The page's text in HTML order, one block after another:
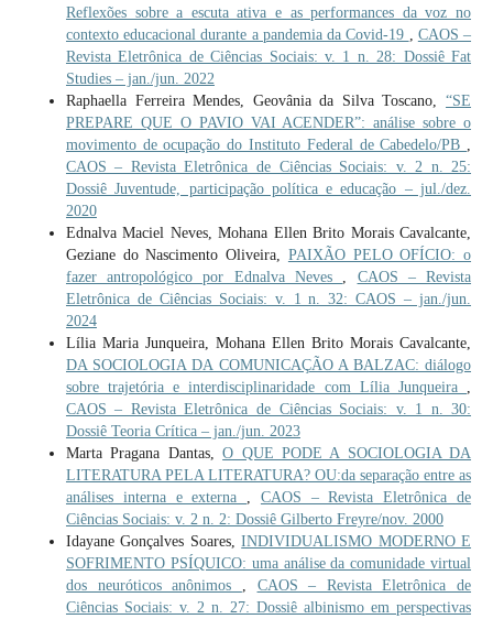
Reflexões sobre a escuta ativa e as performances da voz no
contexto educacional durante a pandemia da Covid-19
CAOS –
Revista Eletrônica de Ciências Sociais: v. 1 n. 28: Dossiê Fat
Studies – jan./jun. 2022
Raphaella Ferreira Mendes, Geovânia da Silva Toscano,“SE
PREPARE QUE O PAVIO VAI ACENDER”: análise sobre o
movimento de ocupação do Instituto Federal de Cabedelo/PB
CAOS – Revista Eletrônica de Ciências Sociais: v. 2 n. 25:
Dossiê Juventude, participação política e educação – jul./dez.
2020
Ednalva Maciel Neves, Mohana Ellen Brito Morais Cavalcante,
Geziane do Nascimento Oliveira, PAIXÃO PELO OFÍCIO: o
fazer antropológico por Ednalva Neves
CAOS – Revista
Eletrônica de Ciências Sociais: v. 1 n. 32: CAOS – jan./jun.
2024
Lília Maria Junqueira, Mohana Ellen Brito Morais Cavalcante,
DA SOCIOLOGIA DA COMUNICAÇÃO A BALZAC: diálogo
sobre trajetória e interdisciplinaridade com Lília Junqueira
CAOS – Revista Eletrônica de Ciências Sociais: v. 1 n. 30:
Dossiê Teoria Crítica – jan./jun. 2023
Marta Pragana Dantas,O QUE PODE A SOCIOLOGIA DA
LITERATURA PELA LITERATURA? OU:da separação entre as
análises interna e externa
CAOS – Revista Eletrônica de
Ciências Sociais: v. 2 n. 2: Dossiê Gilberto Freyre/nov. 2000
Idayane Gonçalves Soares,INDIVIDUALISMO MODERNO E
SOFRIMENTO PSÍQUICO: uma análise da comunidade virtual
dos neuróticos anônimos
CAOS – Revista Eletrônica de
Ciências Sociais: v. 2 n. 27: Dossiê albinismo em perspectivas